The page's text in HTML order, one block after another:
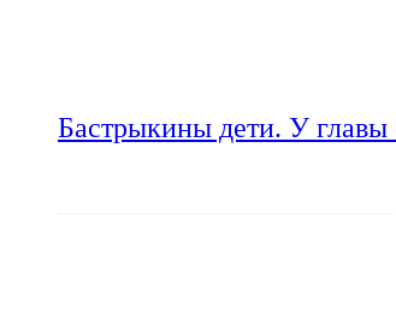
Бастрыкины дети. У главы